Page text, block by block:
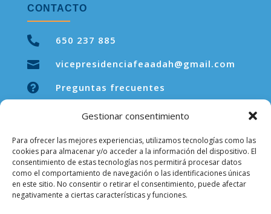
Gestionar consentimiento
Para ofrecer las mejores experiencias, utilizamos tecnologías como las
cookies para almacenar y/o acceder a la información del dispositivo. El
consentimiento de estas tecnologías nos permitirá procesar datos
como el comportamiento de navegación o las identificaciones únicas
en este sitio. No consentir o retirar el consentimiento, puede afectar
negativamente a ciertas características y funciones.
CONTACTO

650 237 885

vicepresidenciafeaadah@gmail.com
 Preguntas frecuentes
LEGAL
Aviso legal
Política de privacidad